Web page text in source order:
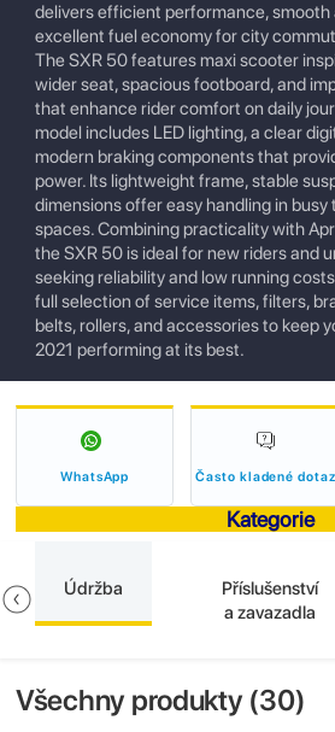
delivers efficient performance,
excellent fuel economy for city
The SXR 50 features maxi scooter
wider seat, spacious footboard, and
that enhance rider comfort on daily
model includes LED lighting, a clear
modern braking components that
power. Its lightweight frame, stable
dimensions offer easy handling in
spaces. Combining practicality with
the SXR 50 is ideal for new riders and
seeking reliability and low running
full selection of service items, filters,
belts, rollers, and accessories to keep
2021 performing at its best.
WhatsApp Často kladené
Kategorie
Údržba
Příslušenství
a zavazadla
Všechny produkty (30)